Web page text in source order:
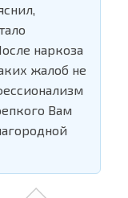
наркоза
жалоб не
Вам